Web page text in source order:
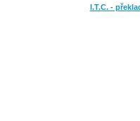
I.T.C. -